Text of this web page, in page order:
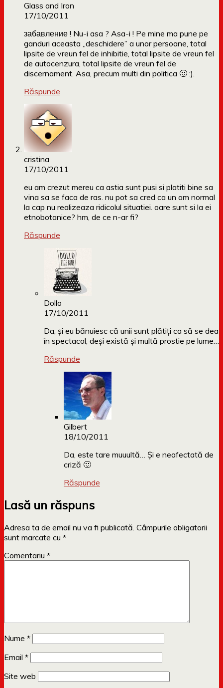
Glass and Iron
17/10/2011
забавление ! Nu-i asa ? Asa-i ! Pe mine ma pune pe
ganduri aceasta „deschidere” a unor persoane, total
lipsite de vreun fel de inhibitie, total lipsite de vreun fel
de autocenzura, total lipsite de vreun fel de
discernament. Asa, precum multi din politica 🙂 :).
Răspunde
cristina
17/10/2011
eu am crezut mereu ca astia sunt pusi si platiti bine sa
vina sa se faca de ras. nu pot sa cred ca un om normal
la cap nu realizeaza ridicolul situatiei. oare sunt si la ei
etnobotanice? hm, de ce n-ar fi?
Răspunde
Dollo
17/10/2011
Da, și eu bănuiesc că unii sunt plătiți ca să se dea
în spectacol, deși există și multă prostie pe lume…
Răspunde
Gilbert
18/10/2011
Da, este tare muuultă… Și e neafectată de
criză 🙂
Răspunde
Lasă un răspuns
Adresa ta de email nu va fi publicată. Câmpurile obligatorii
sunt marcate cu *
Comentariu *
Nume *
Email *
Site web